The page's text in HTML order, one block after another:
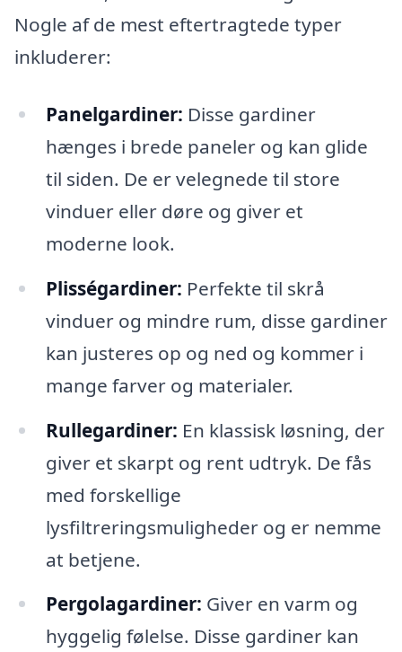
Nogle af de mest eftertragtede typer
inkluderer:
Panelgardiner: Disse gardiner
hænges i brede paneler og kan glide
til siden. De er velegnede til store
vinduer eller døre og giver et
moderne look.
Plisségardiner: Perfekte til skrå
vinduer og mindre rum, disse gardiner
kan justeres op og ned og kommer i
mange farver og materialer.
Rullegardiner: En klassisk løsning, der
giver et skarpt og rent udtryk. De fås
med forskellige
lysfiltreringsmuligheder og er nemme
at betjene.
Pergolagardiner: Giver en varm og
hyggelig følelse. Disse gardiner kan